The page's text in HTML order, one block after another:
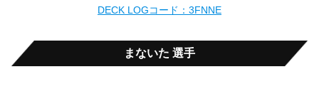
DECK LOGコード：3FNNE
まないた 選手